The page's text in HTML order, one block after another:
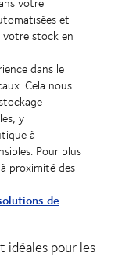
et
stock en
dans le
Cela nous
y
à
Pour plus
proximité des
de
idéales pour les